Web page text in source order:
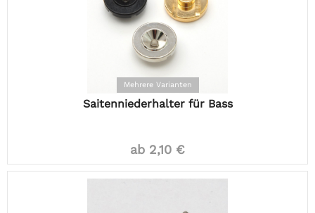
Mehrere Varianten
Saitenniederhalter für Bass
ab 2,10 €